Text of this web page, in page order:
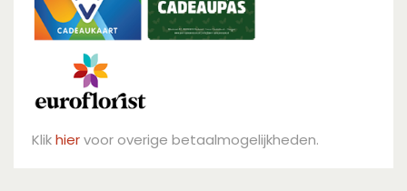
Klikhiervoor overige betaalmogelijkheden.